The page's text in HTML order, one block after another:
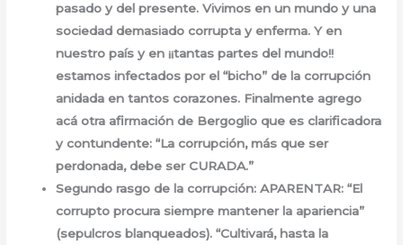
pasado y del presente. Vivimos en un mundo y una
sociedad demasiado corrupta y enferma. Y en
nuestro país y en ¡¡tantas partes del mundo!!
estamos infectados por el “bicho” de la corrupción
anidada en tantos corazones. Finalmente agrego
acá otra afirmación de Bergoglio que es clarificadora
y contundente: “La corrupción, más que ser
perdonada, debe ser CURADA.”
Segundo rasgo de la corrupción: APARENTAR: “El
corrupto procura siempre mantener la apariencia”
(sepulcros blanqueados). “Cultivará, hasta la